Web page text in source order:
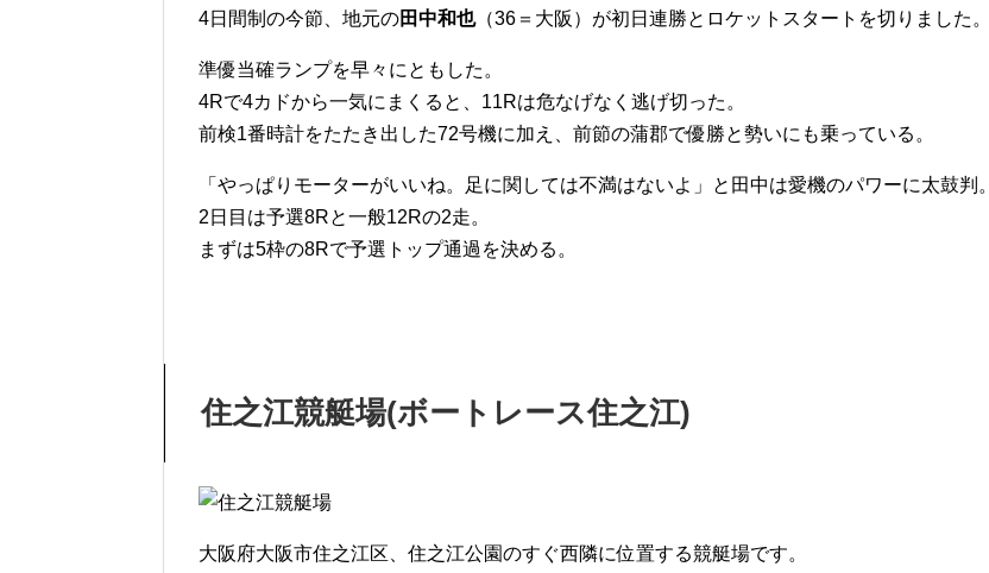
4日間制の今節、地元の田中和也（36＝大阪）が初日連勝とロケットスタートを切りました。
準優当確ランプを早々にともした。
4Rで4カドから一気にまくると、11Rは危なげなく逃げ切った。
前検1番時計をたたき出した72号機に加え、前節の蒲郡で優勝と勢いにも乗っている。
「やっぱりモーターがいいね。足に関しては不満はないよ」と田中は愛機のパワーに太鼓判。
2日目は予選8Rと一般12Rの2走。
まずは5枠の8Rで予選トップ通過を決める。
住之江競艇場(ボートレース住之江)
大阪府大阪市住之江区、住之江公園のすぐ西隣に位置する競艇場です。